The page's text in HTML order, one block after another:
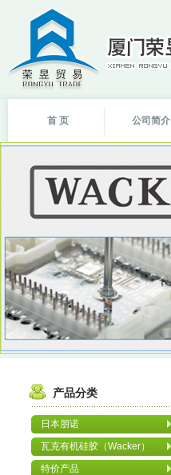
首 页 公司简介
产品分类
日本朋诺
瓦克有机硅胶（Wacker）
特价产品